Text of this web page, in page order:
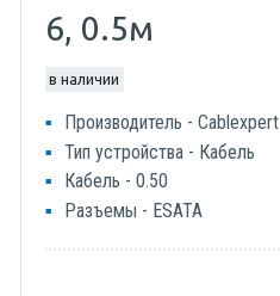
6, 0.5м
в наличии
Производитель - Cablexpert
Тип устройства - Кабель
Кабель - 0.50
Разъемы - ESATA